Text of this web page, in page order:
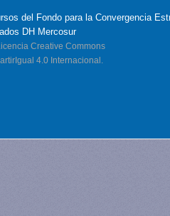
del Fondo para la Convergencia
DH Mercosur
Creative Commons
4.0 Internacional.